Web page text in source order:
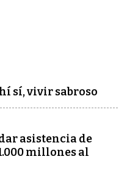
sí, vivir sabroso
asistencia de
millones al